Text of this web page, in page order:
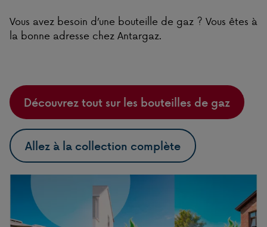
Vous avez besoin d’une bouteille de gaz ? Vous êtes à
la bonne adresse chez Antargaz.
Découvrez tout sur les bouteilles de gaz
Allez à la collection complète